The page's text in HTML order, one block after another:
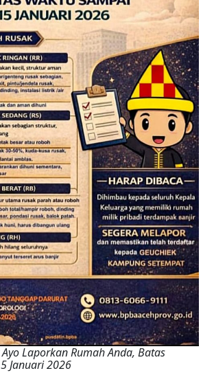
Laporkan Rumah Anda, Batas
Januari 2026